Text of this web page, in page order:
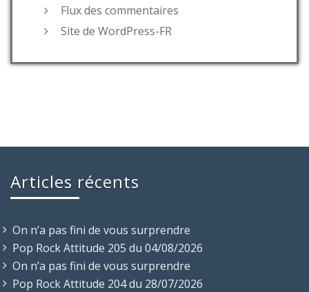
Flux des commentaires
Site de WordPress-FR
Articles récents
On n’a pas fini de vous surprendre
Pop Rock Attitude 205 du 04/08/2026
On n’a pas fini de vous surprendre
Pop Rock Attitude 204 du 28/07/2026